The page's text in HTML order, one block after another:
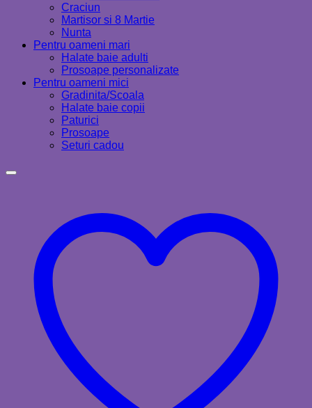
Craciun
Martisor si 8 Martie
Nunta
Pentru oameni mari
Halate baie adulti
Prosoape personalizate
Pentru oameni mici
Gradinita/Scoala
Halate baie copii
Paturici
Prosoape
Seturi cadou